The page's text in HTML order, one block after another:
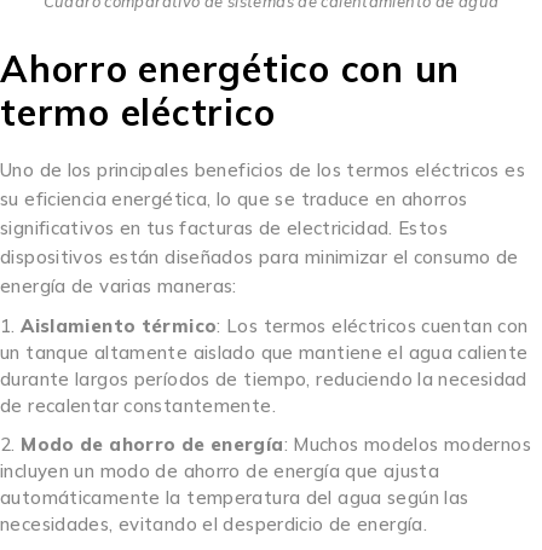
Ahorro energético con un
termo eléctrico
Uno de los principales beneficios de los termos eléctricos es
su eficiencia energética, lo que se traduce en ahorros
significativos en tus facturas de electricidad. Estos
dispositivos están diseñados para minimizar el consumo de
energía de varias maneras:
Aislamiento térmico: Los termos eléctricos cuentan con
un tanque altamente aislado que mantiene el agua caliente
durante largos períodos de tiempo, reduciendo la necesidad
de recalentar constantemente.
Modo de ahorro de energía: Muchos modelos modernos
incluyen un modo de ahorro de energía que ajusta
automáticamente la temperatura del agua según las
necesidades, evitando el desperdicio de energía.